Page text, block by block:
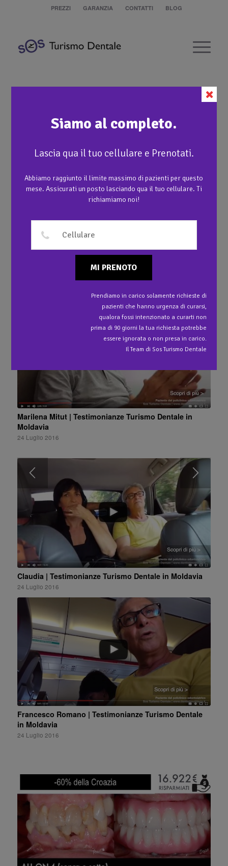
PREZZI GARANZIA CONTATTI BLOG
Ti potrebbe interessare anche…
Marilena Mitut | Testimonianze Turismo Dentale in
Moldavia
24 Luglio 2016
Claudia | Testimonianze Turismo Dentale in Moldavia
24 Luglio 2016
Francesco Romano | Testimonianze Turismo Dentale
in Moldavia
24 Luglio 2016
Siamo al completo.
Lascia qua il tuo cellulare e Prenotati.
Abbiamo raggiunto il limite massimo di pazienti per questo
mese. Assicurati un posto lasciando qua il tuo cellulare. Ti
richiamiamo noi!
MI PRENOTO
Prendiamo in carico solamente richieste di
pazienti che hanno urgenza di curarsi,
qualora fossi intenzionato a curarti non
prima di 90 giorni la tua richiesta potrebbe
essere ignorata o non presa in carico.
Il Team di Sos Turismo Dentale